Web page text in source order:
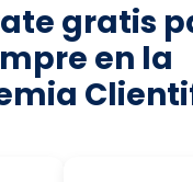
gratis
en la